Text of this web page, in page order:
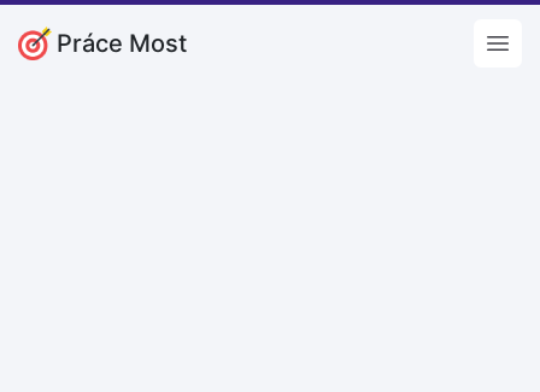
Práce Most